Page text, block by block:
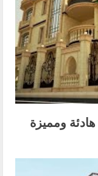
ومميزة